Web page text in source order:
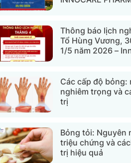
Thông báo lịch
Tổ Hùng Vương,
1/5 năm 2026 –
Các cấp độ bỏng:
nghiêm trọng và
trị
Bỏng tỏi: Nguyên
triệu chứng và
trị hiệu quả